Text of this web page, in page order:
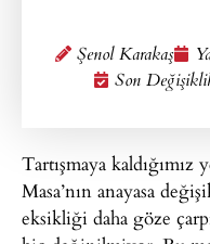
Şenol Karakaş
Son
Tartışmaya kaldığımız
Masa’nın anayasa
eksikliği daha göze